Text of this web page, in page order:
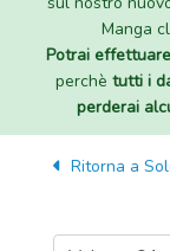
Manga
Potrai
perchè tutti i
perderai
Ritorna a